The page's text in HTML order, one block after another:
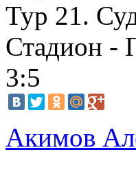
Тур 21.
Стадион -
3:5
Акимов